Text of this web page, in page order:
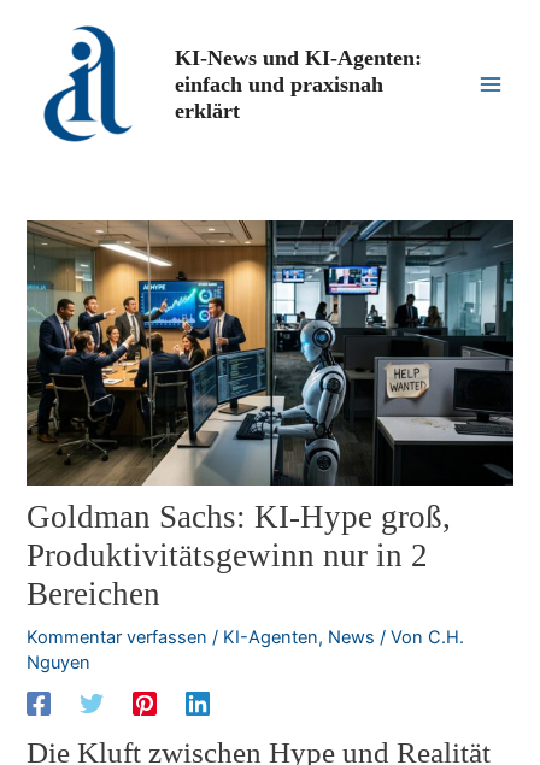
springen
KI-News und KI-Agenten:
einfach und praxisnah
erklärt
Goldman Sachs: KI-Hype groß,
Produktivitätsgewinn nur in 2
Bereichen
Kommentar verfassen / KI-Agenten, News / VonC.H.
Nguyen
Die Kluft zwischen Hype und Realität